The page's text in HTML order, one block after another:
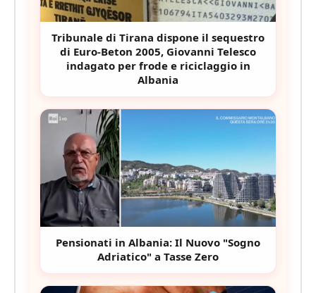
Tribunale di Tirana dispone il sequestro
di Euro-Beton 2005, Giovanni Telesco
indagato per frode e riciclaggio in
Albania
Pensionati in Albania: Il Nuovo "Sogno
Adriatico" a Tasse Zero